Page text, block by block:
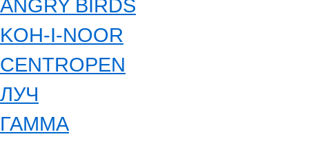
ANGRY BIRDS
KOH-I-NOOR
CENTROPEN
ЛУЧ
ГАММА